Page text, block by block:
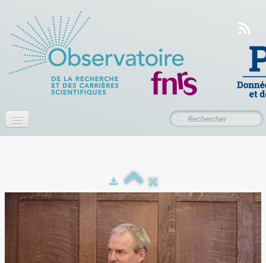
Actualités
Publications
Ressources